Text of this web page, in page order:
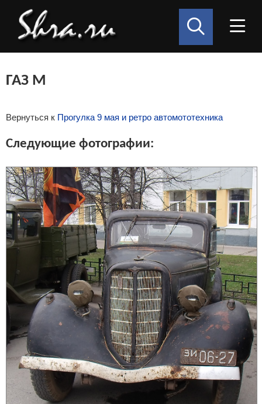
ГАЗ М
Вернуться к Прогулка 9 мая и ретро автомототехника
Следующие фотографии: